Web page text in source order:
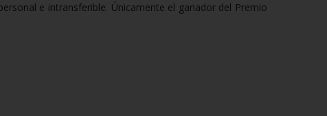
e intransferible. Únicamente el ganador del Premio